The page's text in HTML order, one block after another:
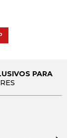
PARA